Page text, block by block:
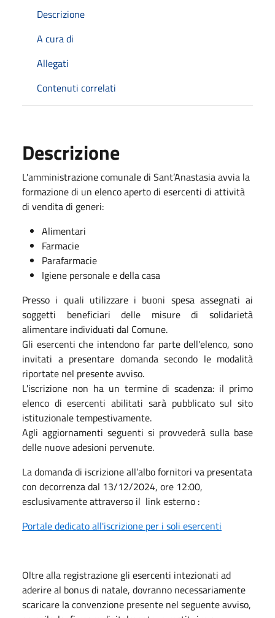
Descrizione
A cura di
Allegati
Contenuti correlati
Descrizione
L'amministrazione comunale di Sant’Anastasia avvia la
formazione di un elenco aperto di esercenti di attività
di vendita di generi:
Alimentari
Farmacie
Parafarmacie
Igiene personale e della casa
Presso i quali utilizzare i buoni spesa assegnati ai
soggetti beneficiari delle misure di solidarietà
alimentare individuati dal Comune.
Gli esercenti che intendono far parte dell'elenco, sono
invitati a presentare domanda secondo le modalità
riportate nel presente avviso.
L'iscrizione non ha un termine di scadenza: il primo
elenco di esercenti abilitati sarà pubblicato sul sito
istituzionale tempestivamente.
Agli aggiornamenti seguenti si provvederà sulla base
delle nuove adesioni pervenute.
La domanda di iscrizione all’albo fornitori va presentata
con decorrenza dal 13/12/2024, ore 12:00,
esclusivamente attraverso il link esterno :
Portale dedicato all'iscrizione per i soli esercenti
Oltre alla registrazione gli esercenti intezionati ad
aderire al bonus di natale, dovranno necessariamente
scaricare la convenzione presente nel seguente avviso,